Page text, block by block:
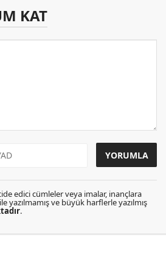
KAT
edici cümleler veya imalar, inançlara
yazılmamış ve büyük harflerle yazılmış
.